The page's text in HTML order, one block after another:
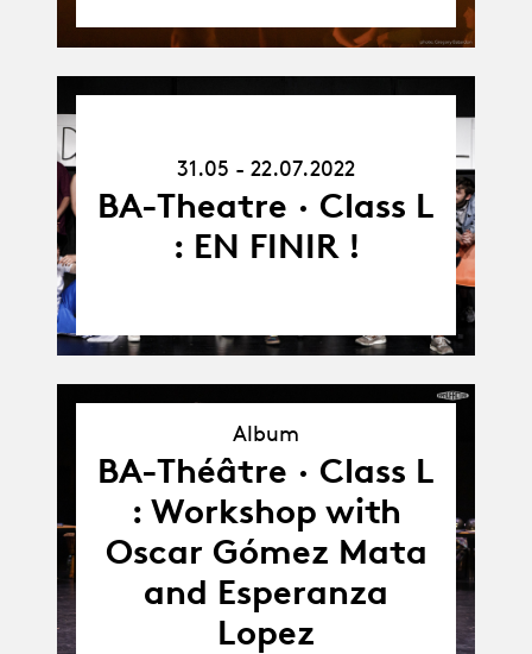
31.05 - 22.07.2022
BA-Theatre · Class L
: EN FINIR !
Album
Album
BA-Théâtre · Class L
: Workshop with
Oscar Gómez Mata
and Esperanza
Lopez